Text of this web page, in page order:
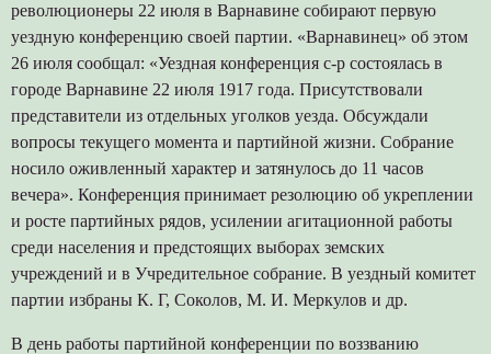
революционеры 22 июля в Варнавине собирают первую
уездную конференцию своей партии. «Варнавинец» об этом
26 июля сообщал: «Уездная конференция с-р состоялась в
городе Варнавине 22 июля 1917 года. Присутствовали
представители из отдельных уголков уезда. Обсуждали
вопросы текущего момента и партийной жизни. Собрание
носило оживленный характер и затянулось до 11 часов
вечера». Конференция принимает резолюцию об укреплении
и росте партийных рядов, усилении агитационной работы
среди населения и предстоящих выборах земских
учреждений и в Учредительное собрание. В уездный комитет
партии избраны К. Г, Соколов, М. И. Меркулов и др.
В день работы партийной конференции по воззванию